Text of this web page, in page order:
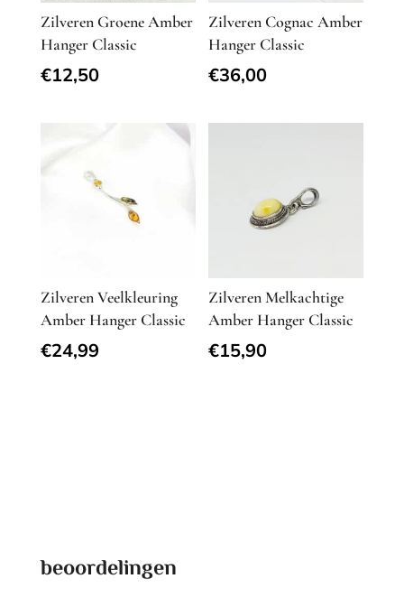
Zilveren Groene Amber
Hanger Classic
€12,50
Zilveren Cognac Amber
Hanger Classic
€36,00
Zilveren Veelkleuring
Amber Hanger Classic
€24,99
Zilveren Melkachtige
Amber Hanger Classic
€15,90
beoordelingen